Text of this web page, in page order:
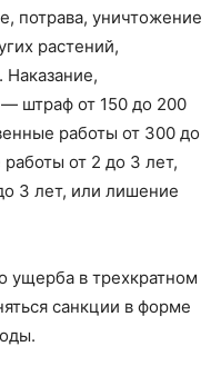
потрава, уничтожение
растений,
штраф от 150 до 200
работы от 300 до
от 2 до 3 лет,
3 лет, или лишение
ущерба в трехкратном
санкции в форме